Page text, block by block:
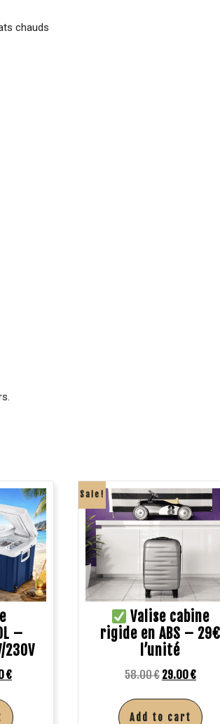
chauds
–
230V
€
Sale!
Valise cabine
rigide en ABS – 29€
l’unité
58.00€ 29.00€
Add to cart